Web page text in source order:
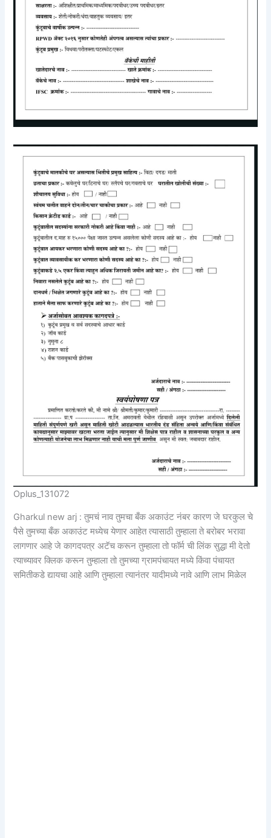
Oplus_131072
Gharkul new arj : तुमचं नाव तुमचा बँक अकाउंट नंबर कारण जे घरकुल चे
पैसे तुमच्या बँक अकाउंट मध्येच येणार आहेत त्यासाठी तुम्हाला ते बरोबर भरावा
लागणार आहे जे कागदपत्र अटॅच करून तुम्हाला तो फॉर्म ची लिंक सुद्धा मी देतो
त्याच्यावर क्लिक करून तुम्हाला तो तुमच्या ग्रामपंचायत मध्ये किंवा पंचायत
समितीकडे द्यायचा आहे आणि तुम्हाला त्यानंतर यादीमध्ये नावे आणि लाभ मिळेल